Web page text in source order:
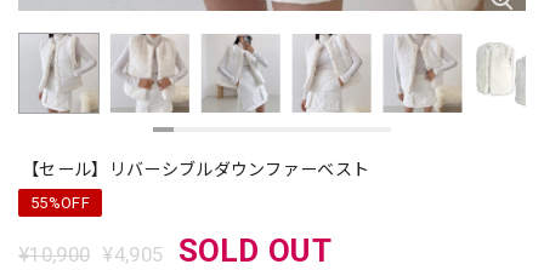
【セール】リバーシブルダウンファーベスト
55%OFF
¥10,900 ¥4,905 SOLD OUT